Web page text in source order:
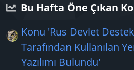
Bu Hafta Öne Çıkan
Konu 'Rus Devlet
Tarafından Kullanılan
Yazılımı Bulundu'